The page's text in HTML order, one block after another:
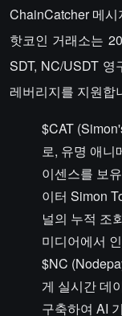
ChainCatcher 메
핫코인 거래소는
SDT, NC/USDT 영
레버리지를 지원합
$CAT
로, 유명 애니
이센스를 보
이터 Simon
널의 누적 조
미디어에서
$NC
게 실시간 데
구축하여 AI